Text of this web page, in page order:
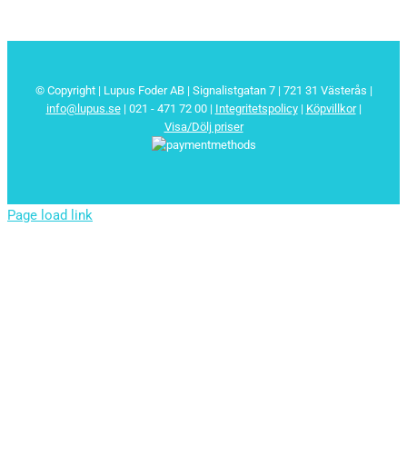
© Copyright | Lupus Foder AB | Signalistgatan 7 | 721 31 Västerås |
info@lupus.se| 021 - 471 72 00 | Integritetspolicy| Köpvillkor|
Visa/Dölj priser
Page load link